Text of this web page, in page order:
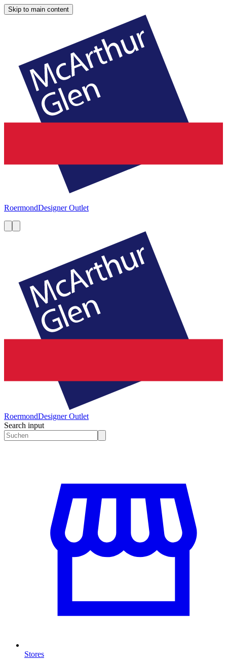
Skip to main content
RoermondDesigner Outlet
RoermondDesigner Outlet
Search input
Stores